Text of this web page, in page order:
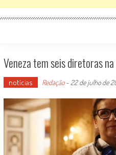
Veneza tem seis diretoras
notícias Redação- 22 de julho de